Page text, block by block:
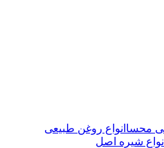
انواع روغن طبیعی
انواع شیره اصل